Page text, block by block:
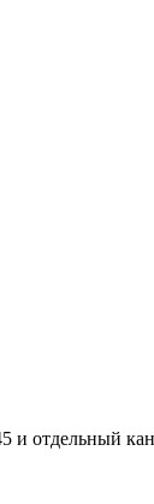
отдельный